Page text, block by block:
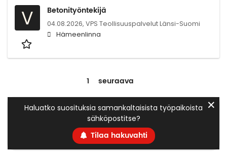
V Betonityöntekijä
04.08.2026, VPS Teollisuuspalvelut Länsi-Suomi
Hämeenlinna
1 seuraava
Haluatko suosituksia samankaltaisista työpaikoista
sähköpostitse?
Tilaa hakuvahti
✕